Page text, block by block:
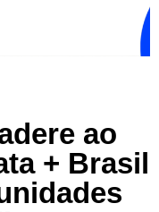
ao
+ Brasil